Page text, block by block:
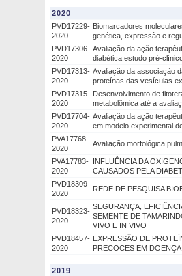
2020
PVD17229-
2020
Biomarcadores
genética, expressão e
PVD17306-
2020
Avaliação da ação
diabética:estudo pré-
PVD17313-
2020
Avaliação da associação
proteínas das vesículas
PVD17315-
2020
Desenvolvimento de
metabolômica até a
PVD17704-
2020
Avaliação da ação
em modelo experimental
PVA17768-
2020
Avaliação morfológica
PVA17783-
2020
INFLUÊNCIA DA
CAUSADOS PELA
PVD18309-
2020
REDE DE PESQUISA
PVD18323-
2020
SEGURANÇA,
SEMENTE DE
VIVO E IN VIVO
PVD18457-
2020
EXPRESSÃO DE
PRECOCES EM
2019